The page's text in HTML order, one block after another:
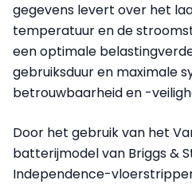
gegevens levert over het
temperatuur en de
een optimale
gebruiksduur en maximale
betrouwbaarheid en -
Door het gebruik van het
batterijmodel van Briggs &
Independence-